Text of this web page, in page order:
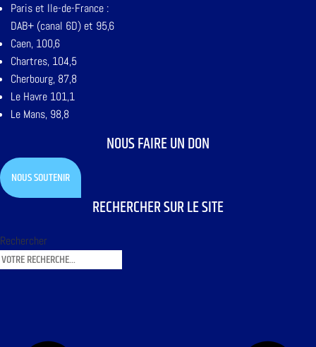
Paris et Ile-de-France :
DAB+ (canal 6D) et 95,6
Caen, 100,6
Chartres, 104,5
Cherbourg, 87,8
Le Havre 101,1
Le Mans, 98,8
NOUS FAIRE UN DON
NOUS SOUTENIR
RECHERCHER SUR LE SITE
Rechercher